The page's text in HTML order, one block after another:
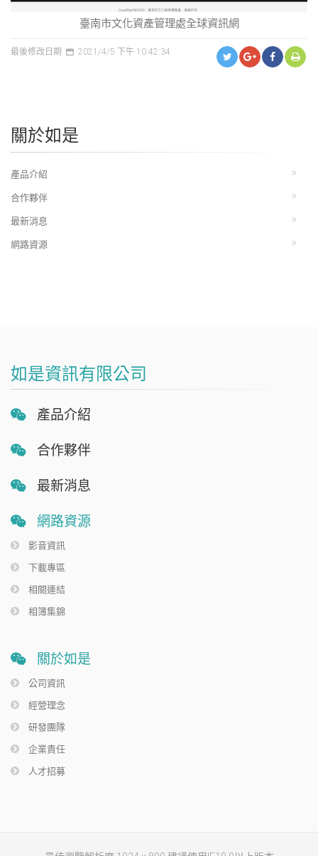
臺南市文化資產管理處全球資訊網
最後修改日期 2021/4/5 下午 10:42:34
關於如是
產品介紹
合作夥伴
最新消息
網路資源
如是資訊有限公司
產品介紹
合作夥伴
最新消息
網路資源
影音資訊
下載專區
相關連結
相簿集錦
關於如是
公司資訊
經營理念
研發團隊
企業責任
人才招募